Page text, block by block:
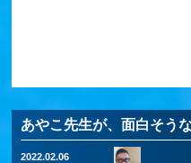
あやこ先生が、面白そう
2022.02.06